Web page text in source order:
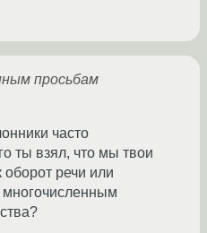
просьбам
часто
ты взял, что мы твои
оборот речи или
многочисленным